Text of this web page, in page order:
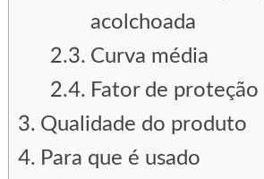
acolchoada
Curva média
Fator de
Qualidade do produto
Para que é usado